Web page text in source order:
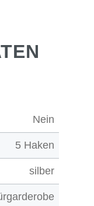
Nein
5 Haken
silber